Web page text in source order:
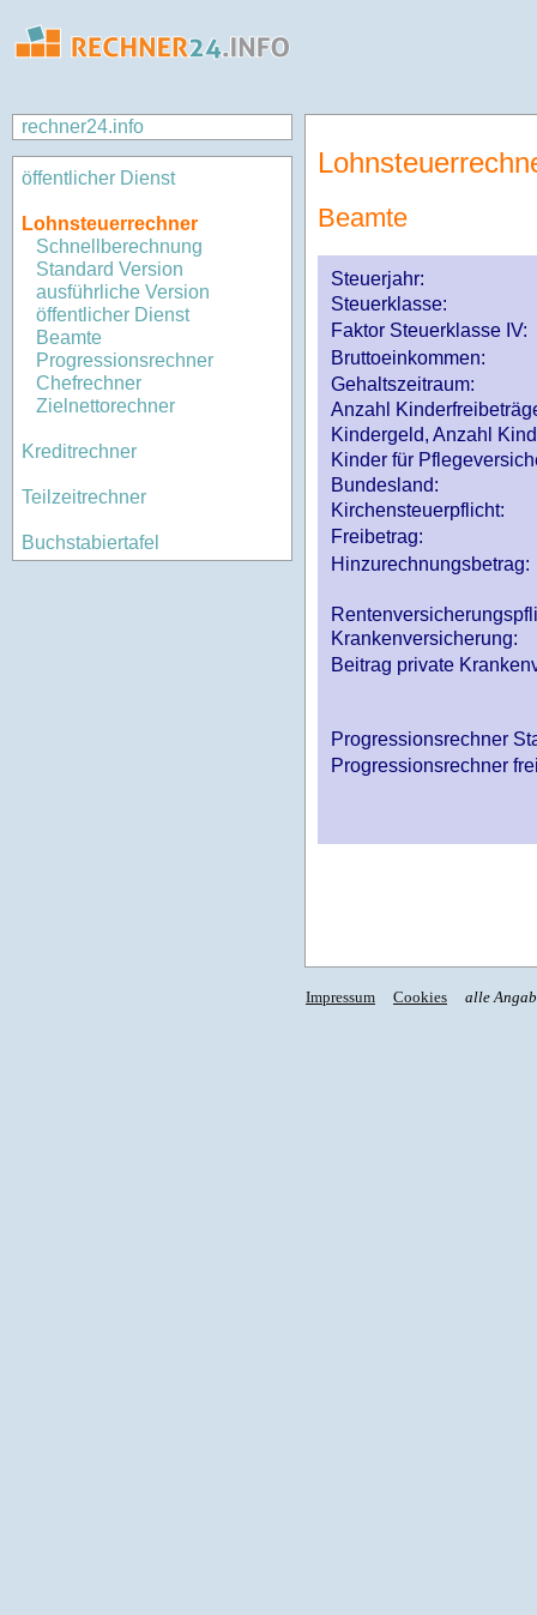
rechner24.info
öffentlicher Dienst
Lohnsteuerrechner
Schnellberechnung
Standard Version
ausführliche Version
öffentlicher Dienst
Beamte
Progressionsrechner
Chefrechner
Zielnettorechner
Kreditrechner
Teilzeitrechner
Buchstabiertafel
Beamte
Steuerjahr:
Steuerklasse:
Faktor Steuerklasse IV:
Bruttoeinkommen:
Gehaltszeitraum:
Anzahl
Kindergeld, Anzahl
Kinder für
Bundesland:
Kirchensteuerpflicht:
Freibetrag:
Hinzurechnungsbetrag:
Krankenversicherung:
Beitrag private
Progressionsrechner
Progressionsrechner
Impressum Cookies alle